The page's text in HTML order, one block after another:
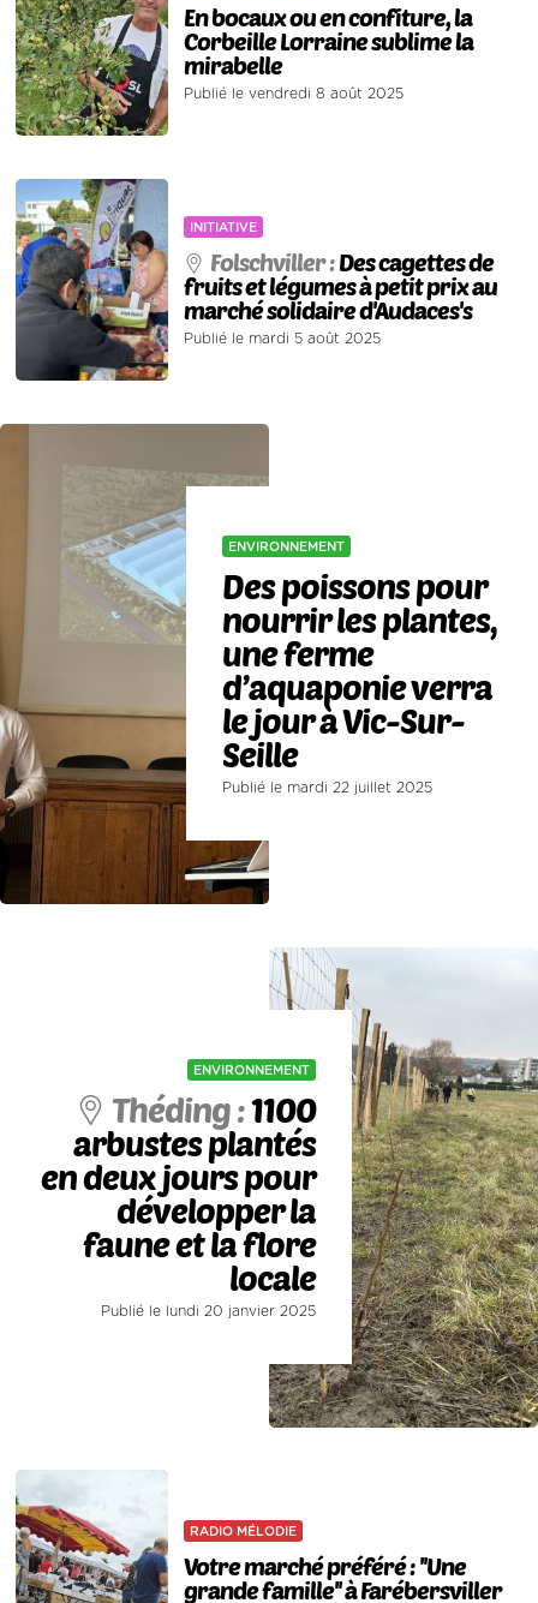
En bocaux ou en confiture, la
Corbeille Lorraine sublime la
mirabelle
Publié le vendredi 8 août 2025
INITIATIVE
Folschviller :Des cagettes de
fruits et légumes à petit prix au
marché solidaire d'Audaces's
Publié le mardi 5 août 2025
ENVIRONNEMENT
Des poissons pour
nourrir les plantes,
une ferme
d’aquaponie verra
le jour à Vic-Sur-
Seille
Publié le mardi 22 juillet 2025
ENVIRONNEMENT
Théding :1100
arbustes plantés
en deux jours pour
développer la
faune et la flore
locale
Publié le lundi 20 janvier 2025
RADIO MÉLODIE
Votre marché préféré : ''Une
grande famille'' à Farébersviller